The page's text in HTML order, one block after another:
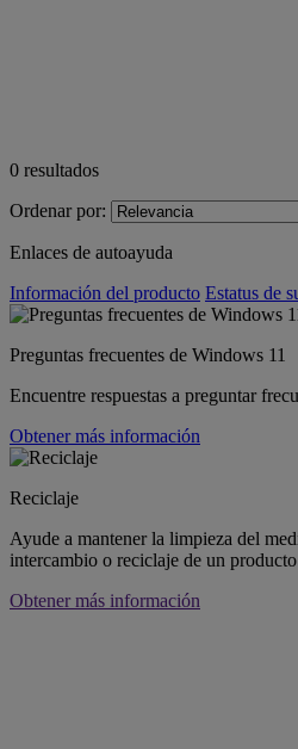
0 resultados
Ordenar por:
Enlaces de autoayuda
Información del producto Estatus de
Preguntas frecuentes de Windows 11
Encuentre respuestas a preguntar
Obtener más información
Reciclaje
Ayude a mantener la limpieza del
intercambio o reciclaje de un
Obtener más información